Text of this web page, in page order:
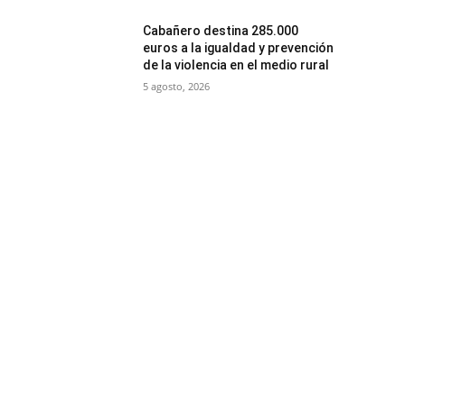
Cabañero destina 285.000
euros a la igualdad y prevención
de la violencia en el medio rural
5 agosto, 2026